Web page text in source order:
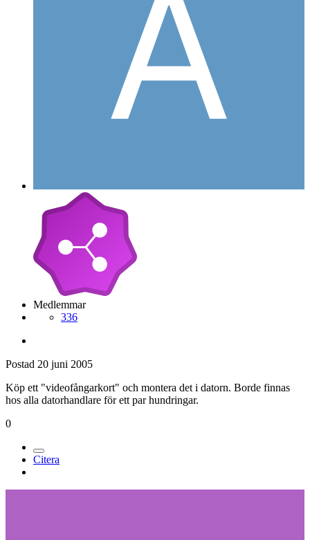
Medlemmar
336
Postad 20 juni 2005
Köp ett "videofångarkort" och montera det i datorn. Borde finnas
hos alla datorhandlare för ett par hundringar.
0
Citera